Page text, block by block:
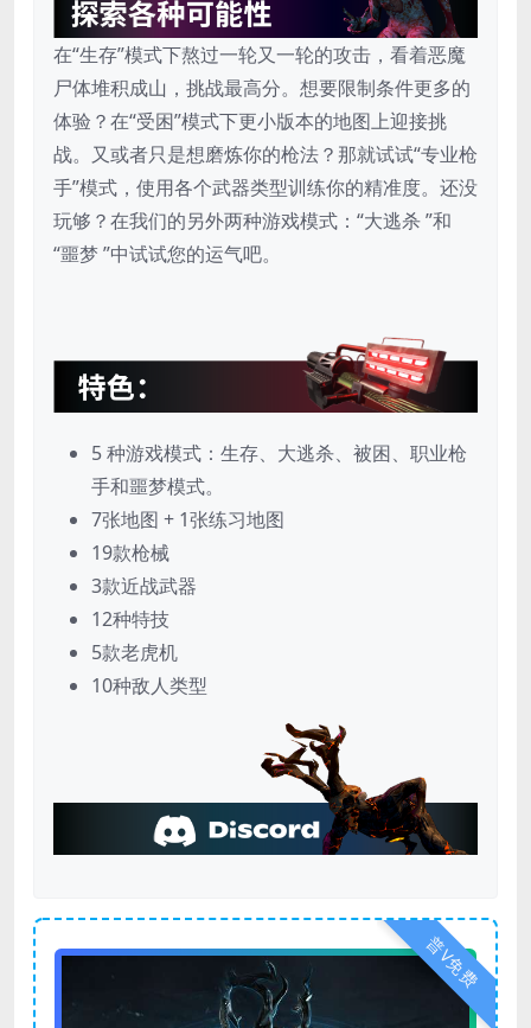
在“生存”模式下熬过一轮又一轮的攻击，看着恶魔
尸体堆积成山，挑战最高分。想要限制条件更多的
体验？在“受困”模式下更小版本的地图上迎接挑
战。又或者只是想磨炼你的枪法？那就试试“专业枪
手”模式，使用各个武器类型训练你的精准度。还没
玩够？在我们的另外两种游戏模式：“大逃杀 ”和
“噩梦 ”中试试您的运气吧。
5 种游戏模式：生存、大逃杀、被困、职业枪
手和噩梦模式。
7张地图 + 1张练习地图
19款枪械
3款近战武器
12种特技
5款老虎机
10种敌人类型
普V免费